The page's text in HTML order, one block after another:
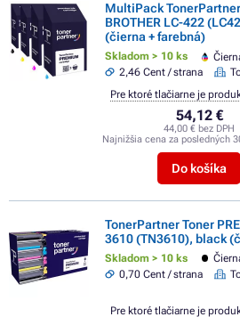
MultiPack
BROTHER LC-422
(čierna + farebná)
Skladom > 10 ks
2,46 Cent / strana
54,12 €
44,00 € bez DPH
Najnižšia cena za posledných
Do košíka
Pre ktoré tlačiarne je
TonerPartner Toner
3610 (TN3610), black
Skladom > 10 ks
0,70 Cent / strana
Pre ktoré tlačiarne je